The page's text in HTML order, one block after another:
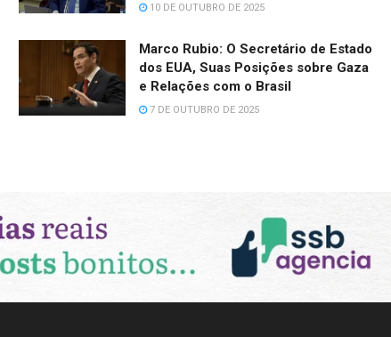
10 DE OUTUBRO DE 2025
Marco Rubio: O Secretário de Estado
dos EUA, Suas Posições sobre Gaza
e Relações com o Brasil
7 DE OUTUBRO DE 2025